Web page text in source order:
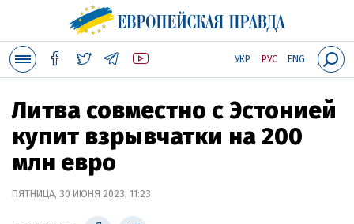
УКР РУС ENG
Литва совместно с Эстонией
купит взрывчатки на 200
млн евро
ПЯТНИЦА, 30 ИЮНЯ 2023, 11:23